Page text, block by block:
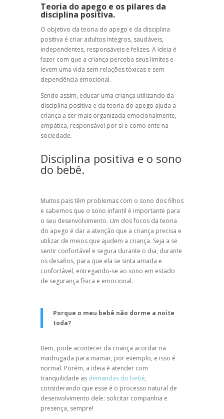
Teoria do apego e os pilares da
disciplina positiva.
O objetivo da teoria do apego e da disciplina
positiva é criar adultos íntegros, saudáveis,
independentes, responsáveis e felizes. A ideia é
fazer com que a criança perceba seus limites e
levem uma vida sem relações tóxicas e sem
dependência emocional.
Sendo assim, educar uma criança utilizando da
disciplina positiva e da teoria do apego ajuda a
criança a ser mais organizada emocionalmente,
empática, responsável por si e como ente na
sociedade.
Disciplina positiva e o sono
do bebê.
Muitos pais têm problemas com o sono dos filhos
e sabemos que o sono infantil é importante para
o seu desenvolvimento. Um dos focos da teoria
do apego é dar a atenção que a criança precisa e
utilizar de meios que ajudem a criança. Seja a se
sentir confortável e segura durante o dia, durante
os desafios, para que ela se sinta amada e
confortável, entregando-se ao sono em estado
de segurança física e emocional.
Porque o meu bebê não dorme a noite
toda?
Bem, pode acontecer da criança acordar na
madrugada para mamar, por exemplo, e isso é
normal. Porém, a ideia é atender com
tranquilidade as demandas do bebê,
considerando que esse é o processo natural de
desenvolvimento dele: solicitar companhia e
presença, sempre!